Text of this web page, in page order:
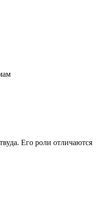
Его роли отличаются